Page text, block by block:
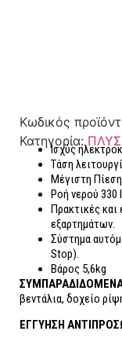
Κωδικός
Κατηγορία:
Ισχύς
Tάση
Μέγιστη
Ροή νερού 330
Πρακτικές
εξαρτημάτων.
Σύστημα
Stop).
Βάρος 5,6kg
βεντάλια, δοχείο
ΕΓΓΥΗΣΗ